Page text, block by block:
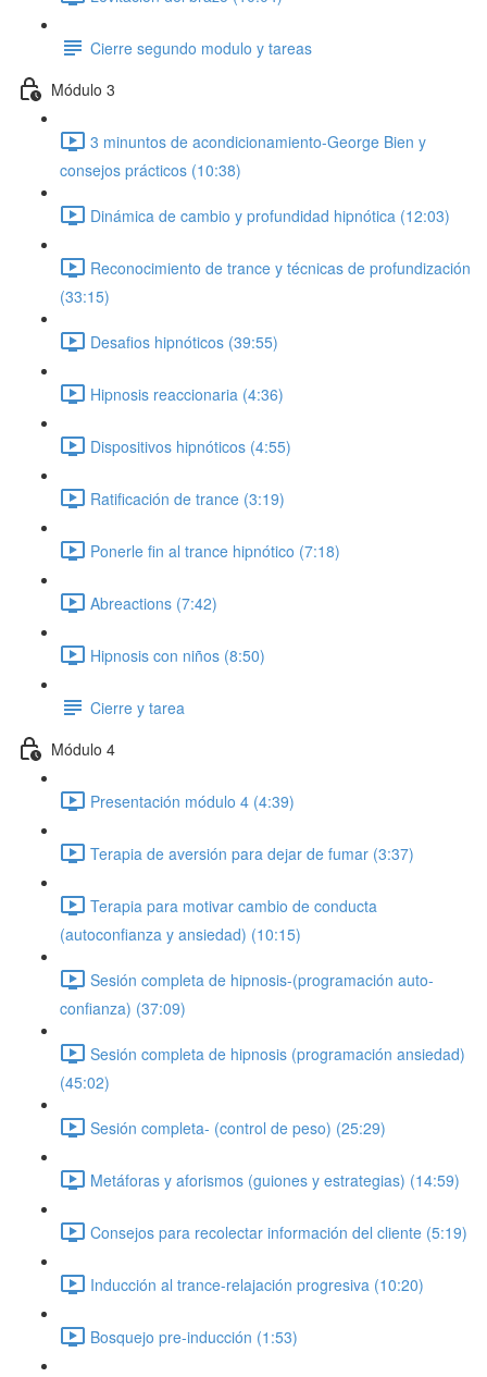
Cierre segundo modulo y tareas
Módulo 3
3 minuntos de acondicionamiento-George Bien y
consejos prácticos (10:38)
Dinámica de cambio y profundidad hipnótica (12:03)
Reconocimiento de trance y técnicas de profundización
(33:15)
Desafios hipnóticos (39:55)
Hipnosis reaccionaria (4:36)
Dispositivos hipnóticos (4:55)
Ratificación de trance (3:19)
Ponerle fin al trance hipnótico (7:18)
Abreactions (7:42)
Hipnosis con niños (8:50)
Cierre y tarea
Módulo 4
Presentación módulo 4 (4:39)
Terapia de aversión para dejar de fumar (3:37)
Terapia para motivar cambio de conducta
(autoconfianza y ansiedad) (10:15)
Sesión completa de hipnosis-(programación auto-
confianza) (37:09)
Sesión completa de hipnosis (programación ansiedad)
(45:02)
Sesión completa- (control de peso) (25:29)
Metáforas y aforismos (guiones y estrategias) (14:59)
Consejos para recolectar información del cliente (5:19)
Inducción al trance-relajación progresiva (10:20)
Bosquejo pre-inducción (1:53)